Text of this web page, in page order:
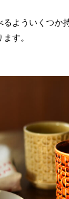
るよういくつか
す。